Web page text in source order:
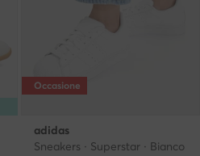
Occasione
adidas
Sneakers · Superstar · Bianco